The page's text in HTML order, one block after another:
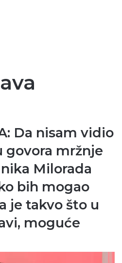
Da nisam vidio
govora mržnje
Milorada
bih mogao
je takvo što u
moguće